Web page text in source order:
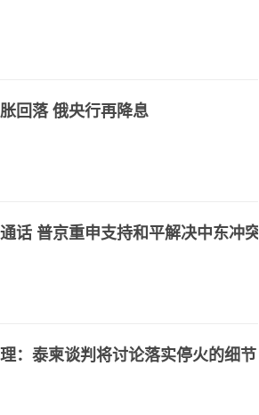
回落 俄央行再降息
话 普京重申支持和平解决中东冲突
：泰柬谈判将讨论落实停火的细节